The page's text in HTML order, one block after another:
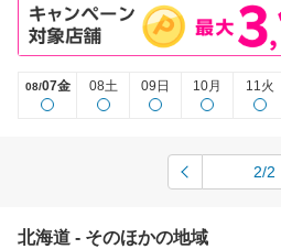
08/07金 08土 09日 10月 11火
2/2
北海道 - そのほかの地域